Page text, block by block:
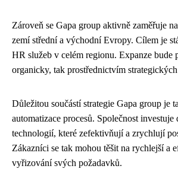
Zároveň se Gapa group aktivně zaměřuje
zemí střední a východní Evropy. Cílem je
HR služeb v celém regionu. Expanze bude
organicky, tak prostřednictvím
Důležitou součástí strategie Gapa group je
automatizace procesů. Společnost investuje
technologií, které zefektivňují a zrychlují
Zákazníci se tak mohou těšit na rychlejší a
vyřizování svých požadavků.